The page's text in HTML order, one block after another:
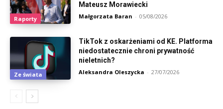
Raporty
Mateusz Morawiecki
Małgorzata Baran - 05/08/2026
Ze świata
TikTok z oskarżeniami od KE. Platforma
niedostatecznie chroni prywatność
nieletnich?
Aleksandra Oleszycka - 27/07/2026